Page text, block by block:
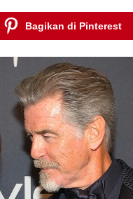
Bagikan di Pinterest